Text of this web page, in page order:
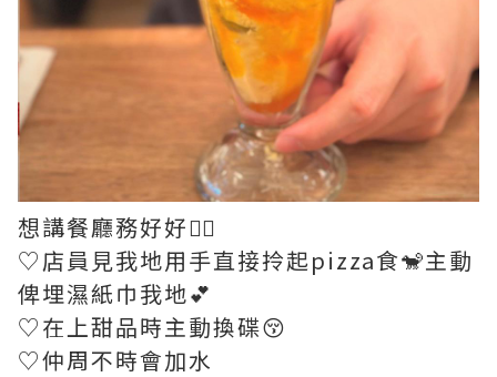
想講餐廳務好好👍🏻
♡店員見我地用手直接拎起pizza食🐒主動
俾埋濕紙巾我地💕
♡︎在上甜品時主動換碟😚
♡仲周不時會加水